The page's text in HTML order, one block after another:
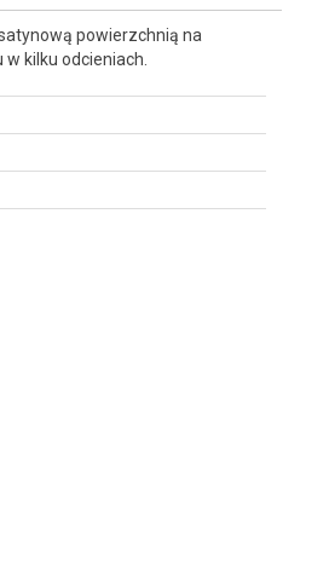
powierzchnią na
kilku odcieniach.